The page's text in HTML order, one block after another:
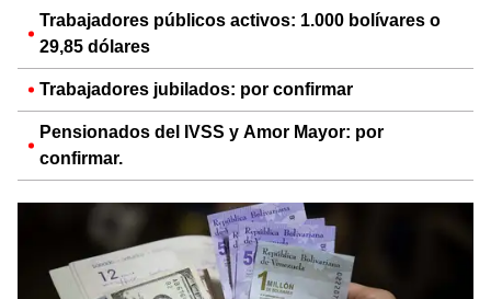
Trabajadores públicos activos: 1.000 bolívares o
29,85 dólares
Trabajadores jubilados: por confirmar
Pensionados del IVSS y Amor Mayor: por
confirmar.